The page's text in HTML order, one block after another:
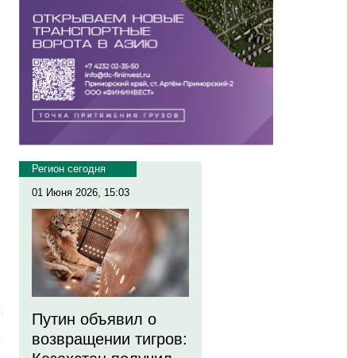
Регион сегодня
01 Июня 2026, 15:03
Путин объявил о
возвращении тигров: